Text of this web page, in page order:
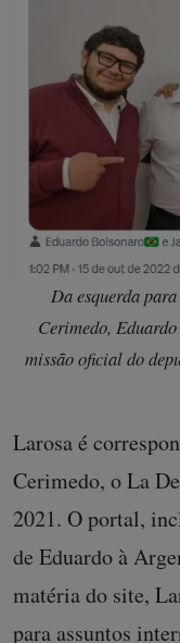
Da esquerda
Cerimedo,
missão oficial do
Larosa é
Cerimedo, o La
2021. O portal,
de Eduardo à
matéria do site,
para assuntos